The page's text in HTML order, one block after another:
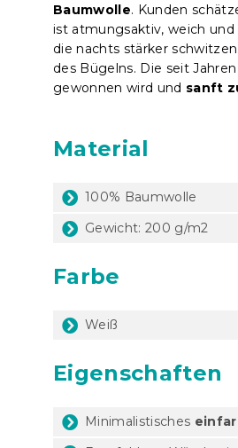
Baumwolle. Kunden
ist atmungsaktiv, weich
die nachts stärker
des Bügelns. Die seit
gewonnen wird und sanft
Material
100% Baumwolle
Gewicht: 200 g/m2
Farbe
Weiß
Eigenschaften
Minimalistisches